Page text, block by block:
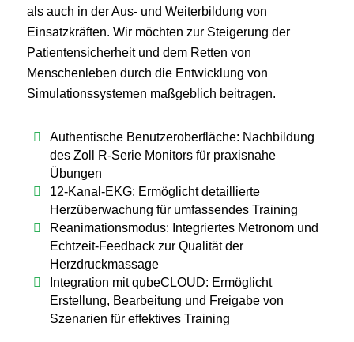
als auch in der Aus- und Weiterbildung von
Einsatzkräften. Wir möchten zur Steigerung der
Patientensicherheit und dem Retten von
Menschenleben durch die Entwicklung von
Simulationssystemen maßgeblich beitragen.
Authentische Benutzeroberfläche: Nachbildung
des Zoll R-Serie Monitors für praxisnahe
Übungen
12-Kanal-EKG: Ermöglicht detaillierte
Herzüberwachung für umfassendes Training
Reanimationsmodus: Integriertes Metronom und
Echtzeit-Feedback zur Qualität der
Herzdruckmassage
Integration mit qubeCLOUD: Ermöglicht
Erstellung, Bearbeitung und Freigabe von
Szenarien für effektives Training